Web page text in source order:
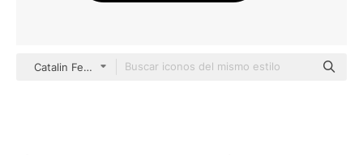
Catalin Fertu Lineal